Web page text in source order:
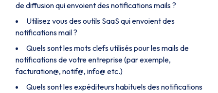
de diffusion qui envoient des notifications mails ?
Utilisez vous des outils SaaS qui envoient des
notifications mail ?
Quels sont les mots clefs utilisés pour les mails de
notifications de votre entreprise (par exemple,
facturation@, notif@, info@ etc.)
Quels sont les expéditeurs habituels des notifications